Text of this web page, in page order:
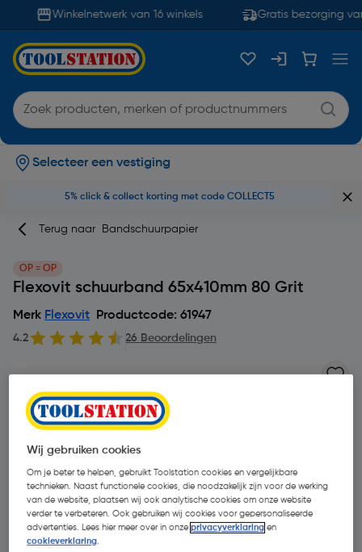
Winkelnetwerk van 16 winkels Gratis bezorging
Selecteer een vestiging
5% click & collect korting met code COLLECT5
Terug naar Bandschuurpapier
OP = OP
Flexovit schuurband 65x410mm 80 Grit
Merk Flexovit Productcode: 61947
4.2 26 Beoordelingen
Wij gebruiken cookies
Om je beter te helpen, gebruikt Toolstation cookies en vergelijkbare
technieken. Naast functionele cookies, die noodzakelijk zijn voor de werking
van de website, plaatsen wij ook analytische cookies om onze website
verder te verbeteren. Ook gebruiken wij cookies voor gepersonaliseerde
advertenties. Lees hier meer over in onzeprivacyverklaring en
cookieverklaring.